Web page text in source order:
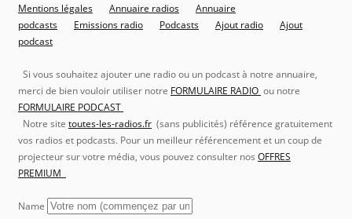
Mentions légales Annuaire radios
Annuaire
podcasts
Emissions radio Podcasts Ajout radio
Ajout
podcast
Si vous souhaitez ajouter une radio ou un podcast à notre annuaire,
merci de bien vouloir utiliser notre FORMULAIRE RADIO ou notre
FORMULAIRE PODCAST
Notre site toutes-les-radios.fr (sans publicités) référence gratuitement
vos radios et podcasts. Pour un meilleur référencement et un coup de
projecteur sur votre média, vous pouvez consulter nos OFFRES
PREMIUM
Name